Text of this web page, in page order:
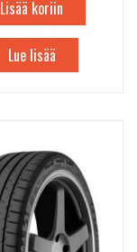
Lisää koriin
Lue lisää